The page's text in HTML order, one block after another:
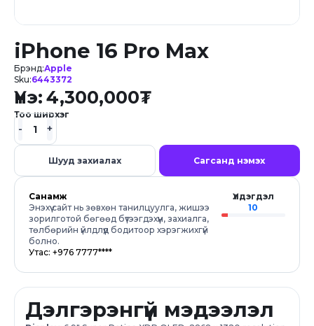
iPhone 16 Pro Max
Брэнд:Apple
Sku:6443372
Үнэ:4,300,000₮
Тоо ширхэг
Сагсанд нэмэх
Шууд захиалах
Санамж
Энэхүү сайт нь зөвхөн танилцуулга, жишээ
зорилготой бөгөөд бүтээгдэхүүн, захиалга,
төлбөрийн үйлдлүүд бодитоор хэрэгжихгүй
болно.
Утас: +976 7777****
Үлдэгдэл
10
Дэлгэрэнгүй мэдээлэл